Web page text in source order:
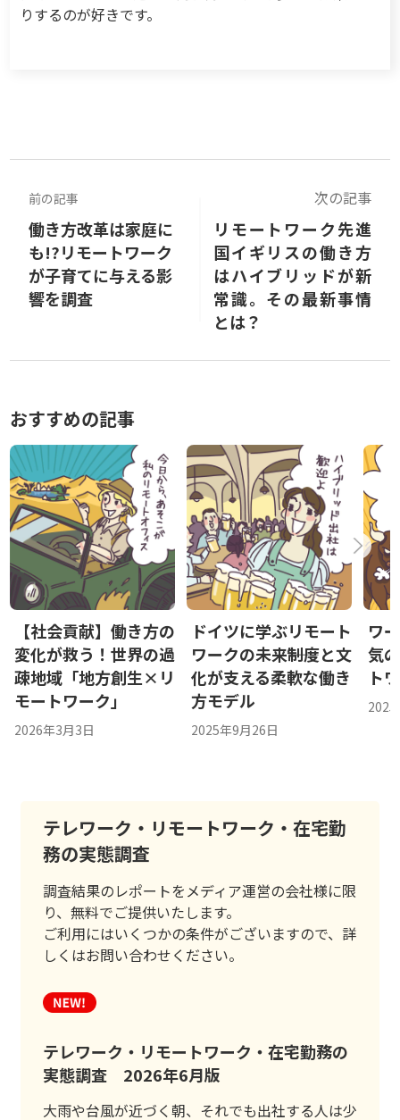
りするのが好きです。
前の記事
働き方改革は家庭に
も!?リモートワーク
が子育てに与える影
響を調査
次の記事
リモートワーク先進
国イギリスの働き方
はハイブリッドが新
常識。その最新事情
とは？
おすすめの記事
【社会貢献】働き方の
変化が救う！世界の過
疎地域「地方創生×リ
モートワーク」
2026年3月3日
ドイツに学ぶリモート
ワークの未来――制度と文
化が支える柔軟な働き
方モデル
2025年9月26日
ワ
気
ト
テレワーク・リモートワーク・在宅勤
務の実態調査
調査結果のレポートをメディア運営の会社様に限
り、無料でご提供いたします。
ご利用にはいくつかの条件がございますので、詳
しくはお問い合わせください。
テレワーク・リモートワーク・在宅勤務の
実態調査 2026年6月版
大雨や台風が近づく朝、それでも出社する人は少